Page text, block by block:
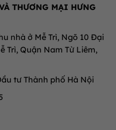
THƯƠNG MẠI HƯNG
nhà ở Mễ Trì, Ngõ 10 Đại
Trì, Quận Nam Từ Liêm,
tư Thành phố Hà Nội